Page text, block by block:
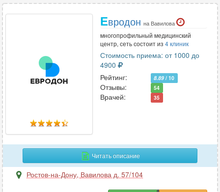
Евродон на Вавилова
многопрофильный медицинский
центр, сеть состоит из 4 клиник
Стоимость приема: от 1000 до
4900
Рейтинг:
8.89 / 10
Отзывы: 54
Врачей: 35
Читать описание
Ростов-на-Дону, Вавилова д. 57/104